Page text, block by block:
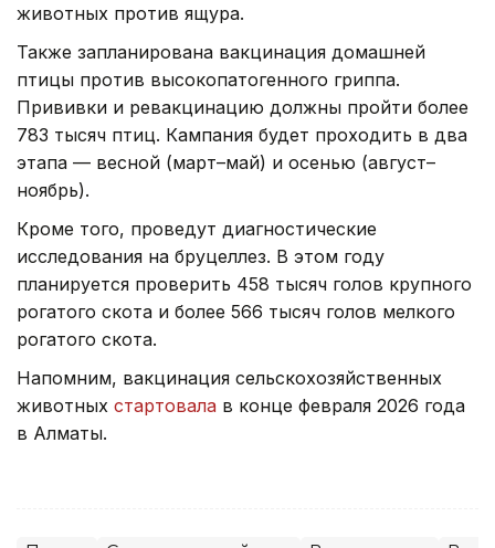
животных против ящура.
Также запланирована вакцинация домашней
птицы против высокопатогенного гриппа.
Прививки и ревакцинацию должны пройти более
783 тысяч птиц. Кампания будет проходить в два
этапа — весной (март–май) и осенью (август–
ноябрь).
Кроме того, проведут диагностические
исследования на бруцеллез. В этом году
планируется проверить 458 тысяч голов крупного
рогатого скота и более 566 тысяч голов мелкого
рогатого скота.
Напомним, вакцинация сельскохозяйственных
животных стартовала в конце февраля 2026 года
в Алматы.